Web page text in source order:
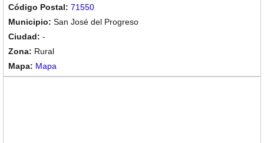
71550
San José del Progreso
-
Rural
Mapa